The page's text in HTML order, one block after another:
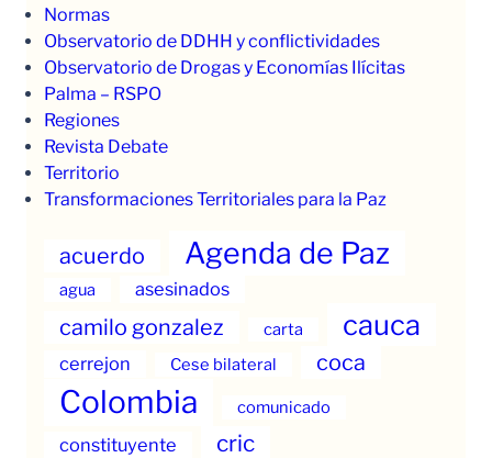
Normas
Observatorio de DDHH y conflictividades
Observatorio de Drogas y Economías Ilícitas
Palma – RSPO
Regiones
Revista Debate
Territorio
Transformaciones Territoriales para la Paz
acuerdo Agenda de Paz
agua asesinados
camilo gonzalez carta cauca
cerrejon Cese bilateral coca
Colombia comunicado
constituyente cric